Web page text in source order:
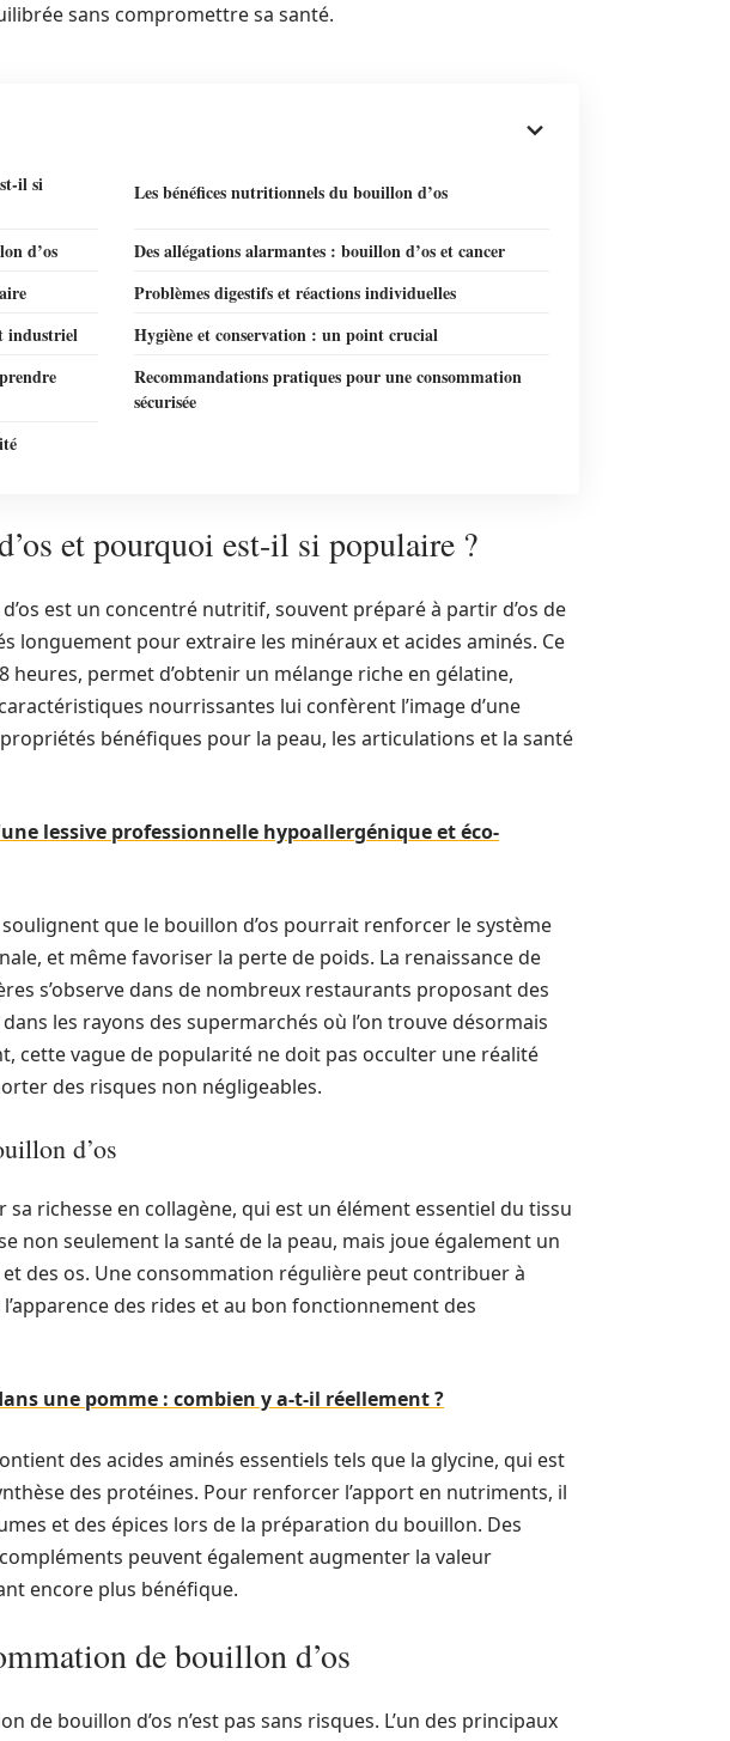
sans compromettre sa santé.
il si
Les bénéfices nutritionnels du bouillon d’os
d’os
Des allégations alarmantes : bouillon d’os et cancer
Problèmes digestifs et réactions individuelles
industriel
Hygiène et conservation : un point crucial
Recommandations pratiques pour une consommation
sécurisée
et pourquoi est-il si populaire ?
est un concentré nutritif, souvent préparé à partir d’os de
longuement pour extraire les minéraux et acides aminés. Ce
heures, permet d’obtenir un mélange riche en gélatine,
nourrissantes lui confèrent l’image d’une
bénéfiques pour la peau, les articulations et la santé
lessive professionnelle hypoallergénique et éco-
que le bouillon d’os pourrait renforcer le système
et même favoriser la perte de poids. La renaissance de
s’observe dans de nombreux restaurants proposant des
les rayons des supermarchés où l’on trouve désormais
cette vague de popularité ne doit pas occulter une réalité
des risques non négligeables.
d’os
sa richesse en collagène, qui est un élément essentiel du tissu
non seulement la santé de la peau, mais joue également un
des os. Une consommation régulière peut contribuer à
des rides et au bon fonctionnement des
une pomme : combien y a-t-il réellement ?
des acides aminés essentiels tels que la glycine, qui est
des protéines. Pour renforcer l’apport en nutriments, il
et des épices lors de la préparation du bouillon. Des
peuvent également augmenter la valeur
encore plus bénéfique.
de bouillon d’os
de bouillon d’os n’est pas sans risques. L’un des principaux